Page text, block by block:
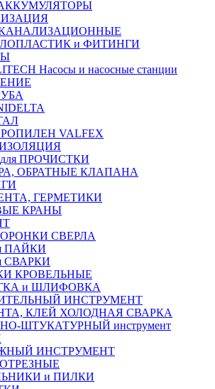
и ФИТИНГИ
Насосы и насосные станции
VALFEX
ПРОЧИСТКИ
ОБРАТНЫЕ КЛАПАНА
ГЕРМЕТИКИ
КРАНЫ
СВЕРЛА
ПАЙКИ
СВАРКИ
КРОВЕЛЬНЫЕ
и ШЛИФОВКА
ИНСТРУМЕНТ
КЛЕЙ ХОЛОДНАЯ СВАРКА
ШТУКАТУРНЫЙ инструмент
ИНСТРУМЕНТ
и ПИЛКИ